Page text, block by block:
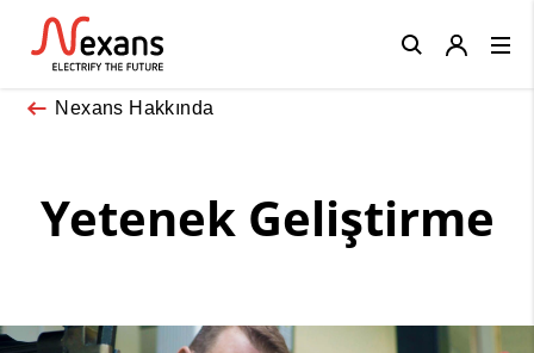
Nexans Hakkında
Yetenek Geliştirme
Close